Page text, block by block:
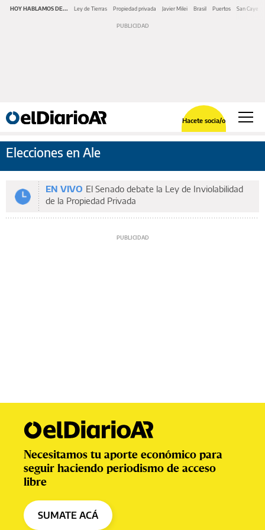
HOY HABLAMOS DE... Ley de Tierras Propiedad privada Javier Milei Brasil Puertos San
Hacete socia/o
Elecciones en Ale
EN VIVO El Senado debate la Ley de Inviolabilidad
de la Propiedad Privada
Necesitamos tu aporte económico para
seguir haciendo periodismo de acceso
libre
SUMATE ACÁ